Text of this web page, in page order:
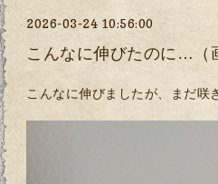
2026-03-24 10:56:00
こんなに伸びたのに…（
こんなに伸びましたが、まだ咲